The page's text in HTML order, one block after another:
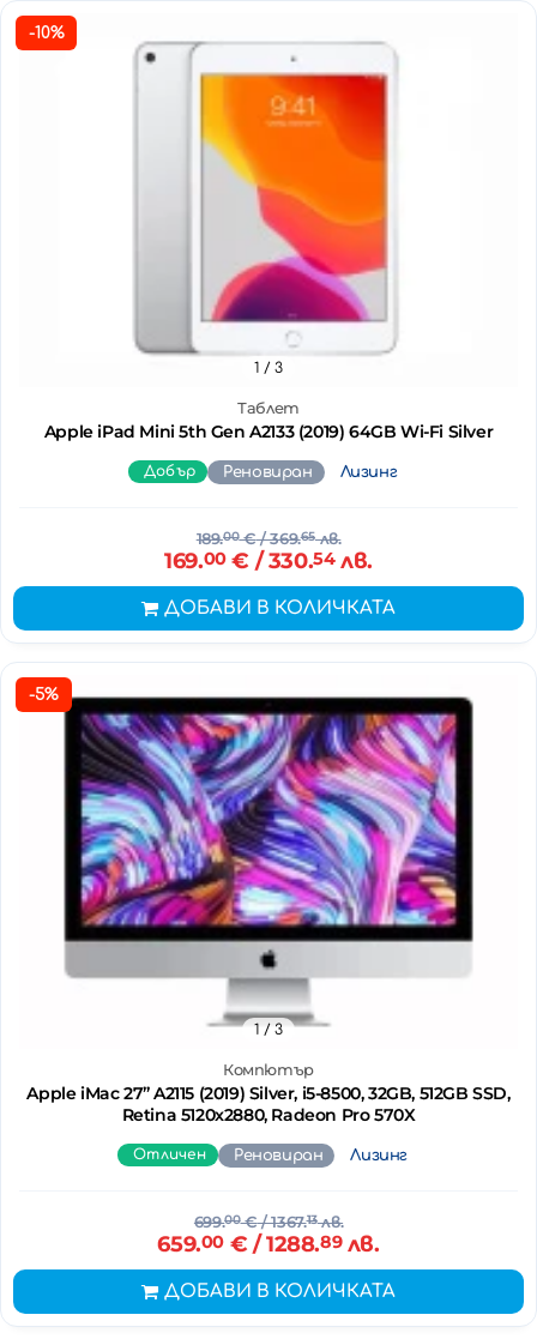
-10%
Таблет
Apple iPad Mini 5th Gen A2133 (2019) 64GB Wi-Fi Silver
1 / 3
Добър Реновиран Лизинг
189.00€/ 369.65лв.
169.00€ / 330.54лв.
ДОБАВИ В КОЛИЧКАТА
-5%
Компютър
Apple iMac 27’’ A2115 (2019) Silver, i5-8500, 32GB, 512GB SSD,
Retina 5120x2880, Radeon Pro 570X
1 / 3
Отличен Реновиран Лизинг
699.00€/ 1367.13лв.
659.00€ / 1288.89лв.
ДОБАВИ В КОЛИЧКАТА